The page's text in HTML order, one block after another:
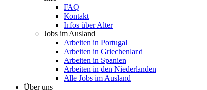
FAQ
Kontakt
Infos über Alter
Jobs im Ausland
Arbeiten in Portugal
Arbeiten in Griechenland
Arbeiten in Spanien
Arbeiten in den Niederlanden
Alle Jobs im Ausland
Über uns